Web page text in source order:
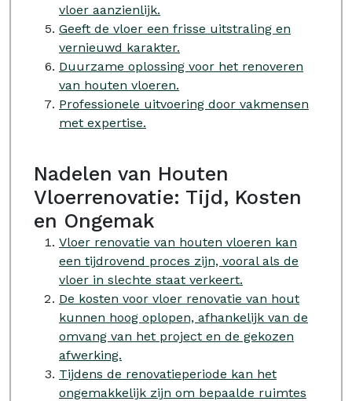
vloer aanzienlijk.
Geeft de vloer een frisse uitstraling en
vernieuwd karakter.
Duurzame oplossing voor het renoveren
van houten vloeren.
Professionele uitvoering door vakmensen
met expertise.
Nadelen van Houten
Vloerrenovatie: Tijd, Kosten
en Ongemak
Vloer renovatie van houten vloeren kan
een tijdrovend proces zijn, vooral als de
vloer in slechte staat verkeert.
De kosten voor vloer renovatie van hout
kunnen hoog oplopen, afhankelijk van de
omvang van het project en de gekozen
afwerking.
Tijdens de renovatieperiode kan het
ongemakkelijk zijn om bepaalde ruimtes